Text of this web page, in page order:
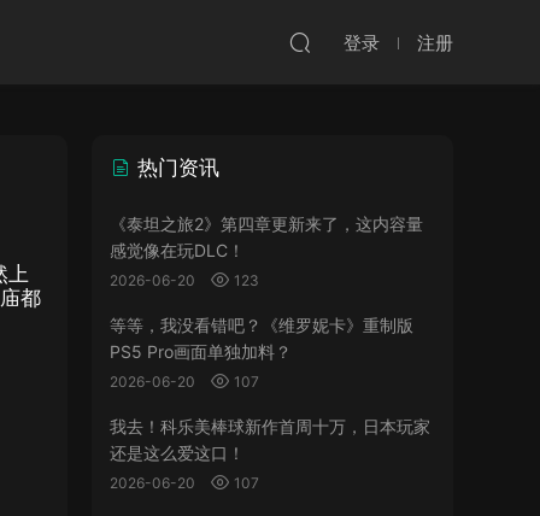
登录 注册
上
都
热门资讯
《泰坦之旅2》第四章更新来了，这内容量
感觉像在玩DLC！
2026-06-20 123
等等，我没看错吧？《维罗妮卡》重制版
PS5 Pro画面单独加料？
2026-06-20 107
我去！科乐美棒球新作首周十万，日本玩家
还是这么爱这口！
2026-06-20 107